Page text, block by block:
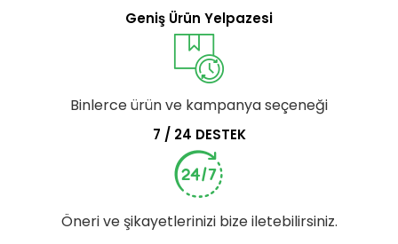
Geniş Ürün Yelpazesi
Binlerce ürün ve kampanya seçeneği
7 / 24 DESTEK
Öneri ve şikayetlerinizi bize iletebilirsiniz.